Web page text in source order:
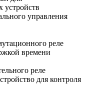
устройств
управления
реле
времени
реле
для контроля